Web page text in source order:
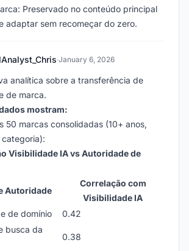
Preservado no conteúdo principal
adaptar sem recomeçar do zero.
·January 6, 2026
analítica sobre a transferência de
de marca.
mostram:
50 marcas consolidadas (10+ anos,
Visibilidade IA vs Autoridade de
Autoridade
Correlação com
Visibilidade IA
de domínio
0.42
busca da
0.38